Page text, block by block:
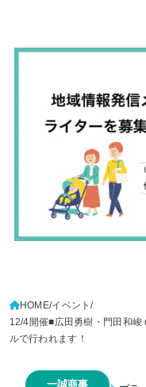
HOME イベント
12/4開催■広田勇樹・門田和
ルで行われます！